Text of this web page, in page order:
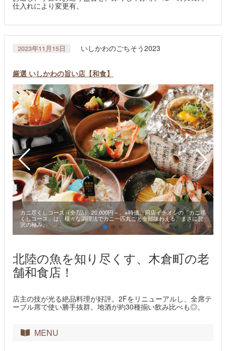
仕入れにより変更有。
2023年11月15日 いしかわのごちそう2023
厳選 いしかわの旨い店【和食】
カニ尽くしコース（全7品） 20,000円～。※時価。同店イチオシの「カニ尽
くしコース」は、様々な調理法でカニ一匹丸ごと全部味わえる、まさに贅
沢の極み。
北陸の魚を知り尽くす、木倉町の老
舗和食店！
店主の技が光る絶品料理が好評。2Fをリニューアルし、全席テ
ーブル席で使い勝手抜群。地酒が約30種揃い飲み比べも◎。
MENU